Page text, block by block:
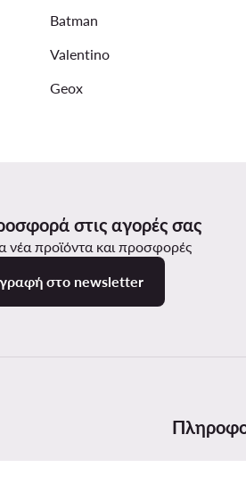
για Χειμερινά Αθλήματα Roxy
Batman
Valentino
Geox
στις αγορές σας
νέα προϊόντα και προσφορές
στο newsletter